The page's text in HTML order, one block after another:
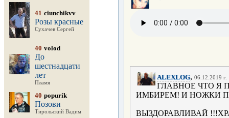
41 ciunchikvv
Розы красные
Сухачев Сергей
40 volod
До
шестнадцати
лет
Пламя
40 popurik
Позови
Тирольский Вадим
ALEXLOG, 06.12.2019 г.
ГЛАВНОЕ ЧТО Я
ИМБИРЕМ! И НОЖКИ
ВЫЗДОРАВЛИВАЙ